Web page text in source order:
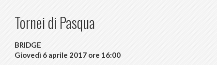
Tornei di Pasqua
BRIDGE
Giovedì 6 aprile 2017 ore 16:00